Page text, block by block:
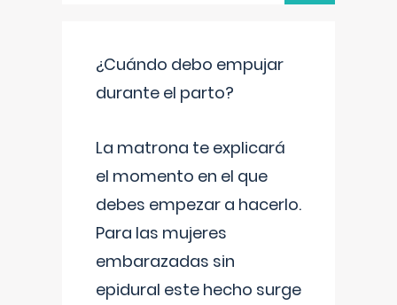
¿Cuándo debo empujar
durante el parto?
La matrona te explicará
el momento en el que
debes empezar a hacerlo.
Para las mujeres
embarazadas sin
epidural este hecho surge